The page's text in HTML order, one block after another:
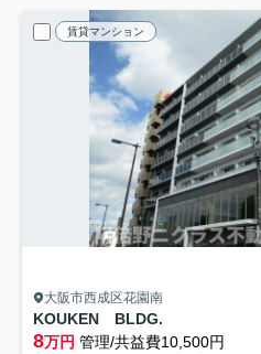
賃貸マンション
大阪市西成区花園南
KOUKEN BLDG.
8万円 管理/共益費10,500円